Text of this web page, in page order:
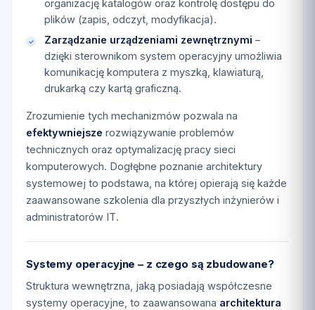
organizację katalogów oraz kontrolę dostępu do
plików (zapis, odczyt, modyfikacja).
Zarządzanie urządzeniami zewnętrznymi –
dzięki sterownikom system operacyjny umożliwia
komunikację komputera z myszką, klawiaturą,
drukarką czy kartą graficzną.
Zrozumienie tych mechanizmów pozwala na
efektywniejsze rozwiązywanie problemów
technicznych oraz optymalizację pracy sieci
komputerowych. Dogłębne poznanie architektury
systemowej to podstawa, na której opierają się każde
zaawansowane szkolenia dla przyszłych inżynierów i
administratorów IT.
Systemy operacyjne – z czego są zbudowane?
Struktura wewnętrzna, jaką posiadają współczesne
systemy operacyjne, to zaawansowana architektura